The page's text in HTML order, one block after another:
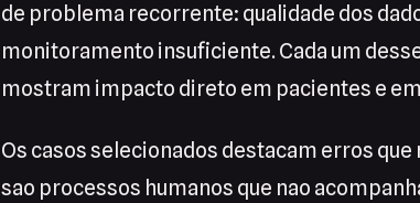
de problema recorrente: qualidade dos
monitoramento insuficiente. Cada um
mostram impacto direto em pacientes e
Os casos selecionados destacam erros
sao processos humanos que nao